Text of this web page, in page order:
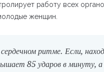
работу всех
женщин.
ритме. Если,
85 ударов в минуту,